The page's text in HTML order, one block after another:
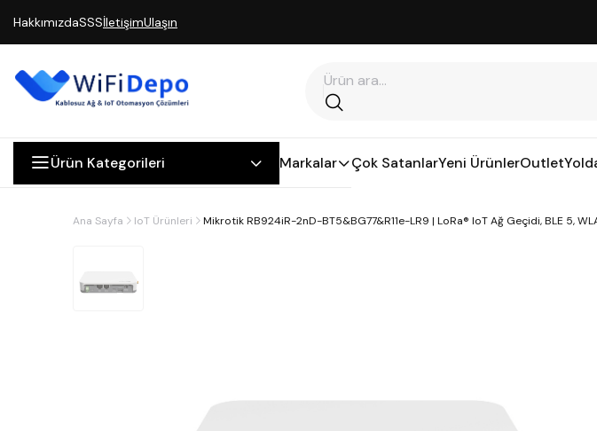
HakkımızdaSSSİletişimUlaşın
Ürün Kategorileri Markalar Çok SatanlarYeni ÜrünlerOutlet
Ana Sayfa IoT Ürünleri Mikrotik RB924iR-2nD-BT5&BG77&R11e-LR9 | LoRa® IoT Ağ Geçidi, BLE 5,